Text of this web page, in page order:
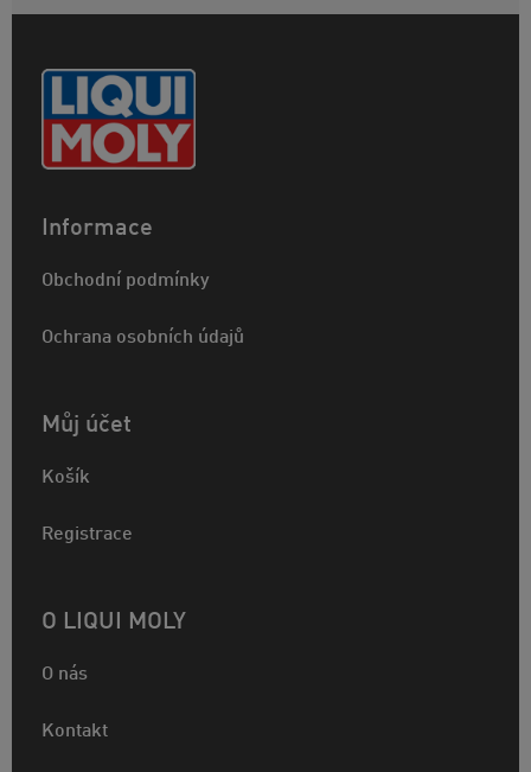
Informace
Obchodní podmínky
Ochrana osobních údajů
Můj účet
Košík
Registrace
O LIQUI MOLY
O nás
Kontakt